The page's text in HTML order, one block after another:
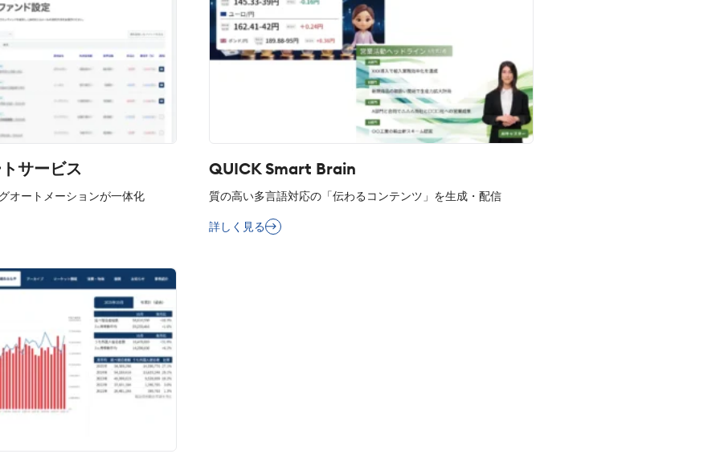
サービス
オートメーションが一体化
QUICK Smart Brain
質の高い多言語対応の「伝わるコンテンツ」を生成・配信
詳しく見る